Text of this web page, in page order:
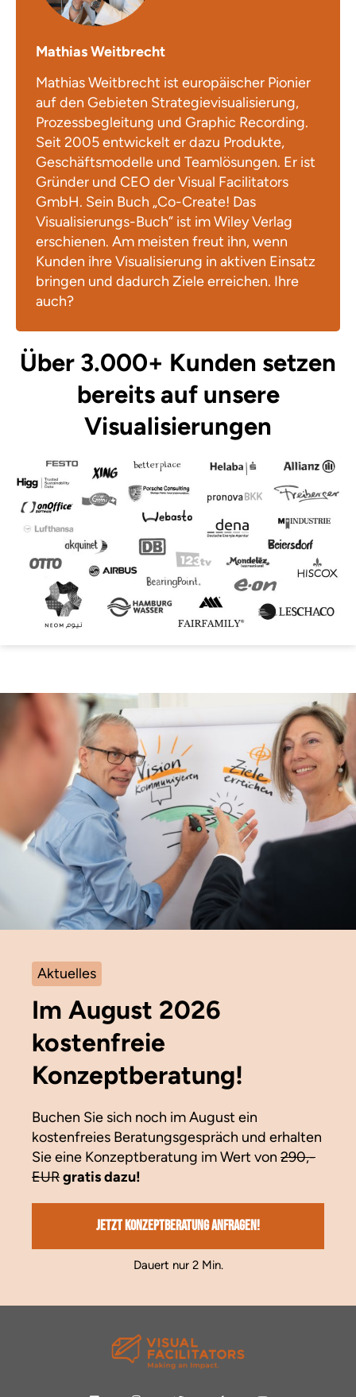
Mathias Weitbrecht
Mathias Weitbrecht ist europäischer Pionier
auf den Gebieten Strategievisualisierung,
Prozessbegleitung und Graphic Recording.
Seit 2005 entwickelt er dazu Produkte,
Geschäftsmodelle und Teamlösungen. Er ist
Gründer und CEO der Visual Facilitators
GmbH. Sein Buch „Co-Create! Das
Visualisierungs-Buch” ist im Wiley Verlag
erschienen. Am meisten freut ihn, wenn
Kunden ihre Visualisierung in aktiven Einsatz
bringen und dadurch Ziele erreichen. Ihre
auch?
Über 3.000+ Kunden setzen
bereits auf unsere
Visualisierungen
Aktuelles
Im August 2026
kostenfreie
Konzeptberatung!
Buchen Sie sich noch im August ein
kostenfreies Beratungsgespräch und erhalten
Sie eine Konzeptberatung im Wert von 290,-
EURgratis dazu!
Jetzt Konzeptberatung anfragen!
Dauert nur 2 Min.